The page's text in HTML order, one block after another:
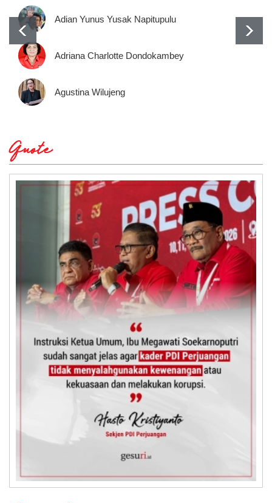
Adian Yunus Yusak Napitupulu
Adriana Charlotte Dondokambey
Agustina Wilujeng
Quote